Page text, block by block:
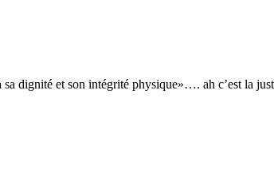
dignité et son intégrité physique»…. ah c’est la